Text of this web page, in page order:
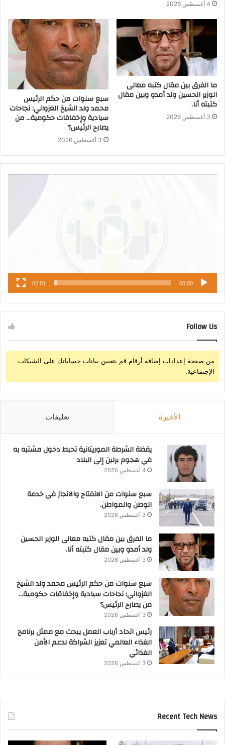
4 أغسطس 2026
ما الفرق بين مقال كتبه معالى
الوزير الحسين ولد أمدو وبين مقال
كتبته أنا.
3 أغسطس 2026
سبع سنوات من حكم الرئيس
محمد ولد الشيخ الغزواني: نجاحات
سيادية وإخفاقات حكومية… من
يصارح الرئيس؟
3 أغسطس 2026
00:00
02:01
Follow Us
من صفحة إعدادات إضافة أرقام قم بتعيين بيانات حساباتك على الشبكات
الإجتماعية.
الأخيرة تعليقات
يقظة الشرطة الموريتانية تحبط دخول مشتبه به
في هجوم برلين إلى البلاد
4 أغسطس 2026
سبع سنوات من الانفتاح والانجاز في خدمة
الوطن والمواطن.
3 أغسطس 2026
ما الفرق بين مقال كتبه معالى الوزير الحسين
ولد أمدو وبين مقال كتبته أنا.
3 أغسطس 2026
سبع سنوات من حكم الرئيس محمد ولد الشيخ
الغزواني: نجاحات سيادية وإخفاقات حكومية…
من يصارح الرئيس؟
3 أغسطس 2026
رئيس اتحاد أرباب العمل يبحث مع ممثل برنامج
الغذاء العالمي تعزيز الشراكة لدعم الأمن
الغذائي
3 أغسطس 2026
Recent Tech News